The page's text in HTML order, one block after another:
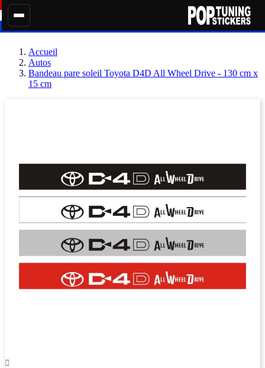
Accueil
Autos
Bandeau pare soleil Toyota D4D All Wheel Drive - 130 cm x
15 cm
